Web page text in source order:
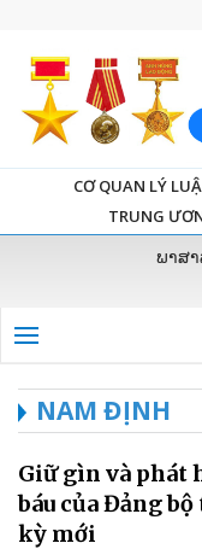
CƠ QUAN LÝ
TRUNG
ພາສ
NAM ĐỊNH
Giữ gìn và phát
báu của Đảng
kỳ mới